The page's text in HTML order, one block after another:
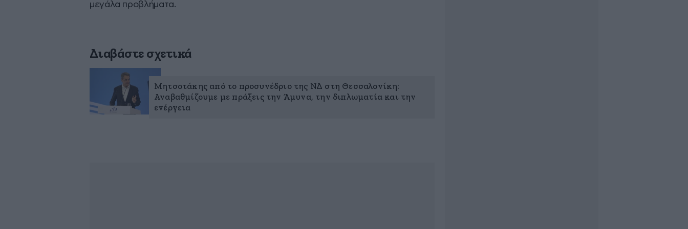
μεγάλα προβλήματα.
Διαβάστε σχετικά
Μητσοτάκης από το προσυνέδριο της ΝΔ στη Θεσσαλονίκη:
Αναβαθμίζουμε με πράξεις την Άμυνα, την διπλωματία και την
ενέργεια